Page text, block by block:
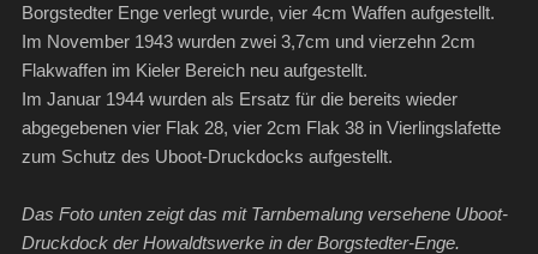
Borgstedter Enge verlegt wurde, vier 4cm Waffen aufgestellt.
Im November 1943 wurden zwei 3,7cm und vierzehn 2cm
Flakwaffen im Kieler Bereich neu aufgestellt.
Im Januar 1944 wurden als Ersatz für die bereits wieder
abgegebenen vier Flak 28, vier 2cm Flak 38 in Vierlingslafette
zum Schutz des Uboot-Druckdocks aufgestellt.
Das Foto unten zeigt das mit Tarnbemalung versehene Uboot-
Druckdock der Howaldtswerke in der Borgstedter-Enge.